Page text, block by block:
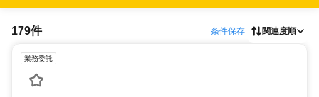
179件 条件保存 関連度順
業務委託